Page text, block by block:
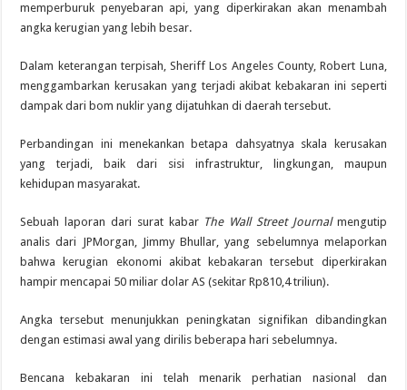
memperburuk penyebaran api, yang diperkirakan akan menambah
angka kerugian yang lebih besar.
Dalam keterangan terpisah, Sheriff Los Angeles County, Robert Luna,
menggambarkan kerusakan yang terjadi akibat kebakaran ini seperti
dampak dari bom nuklir yang dijatuhkan di daerah tersebut.
Perbandingan ini menekankan betapa dahsyatnya skala kerusakan
yang terjadi, baik dari sisi infrastruktur, lingkungan, maupun
kehidupan masyarakat.
Sebuah laporan dari surat kabar The Wall Street Journalmengutip
analis dari JPMorgan, Jimmy Bhullar, yang sebelumnya melaporkan
bahwa kerugian ekonomi akibat kebakaran tersebut diperkirakan
hampir mencapai 50 miliar dolar AS (sekitar Rp810,4 triliun).
Angka tersebut menunjukkan peningkatan signifikan dibandingkan
dengan estimasi awal yang dirilis beberapa hari sebelumnya.
Bencana kebakaran ini telah menarik perhatian nasional dan